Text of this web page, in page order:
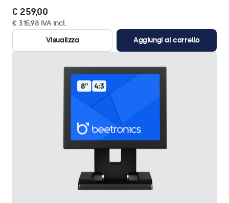
€ 259,00
€ 315,98 IVA incl.
Visualizza
Aggiungi al carrello